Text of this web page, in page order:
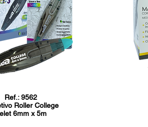
Ref.: 9562
Roller College
6mm x 5m